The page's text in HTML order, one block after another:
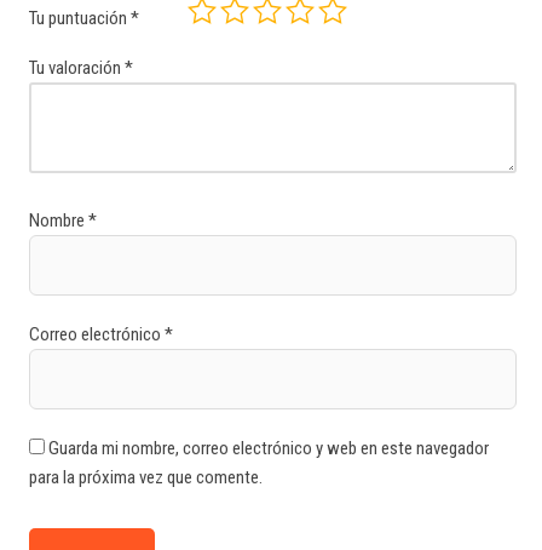
Tu puntuación *
Tu valoración *
Nombre *
Correo electrónico *
Guarda mi nombre, correo electrónico y web en este navegador
para la próxima vez que comente.